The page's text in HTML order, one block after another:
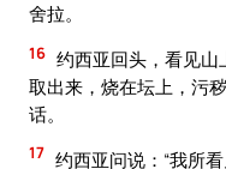
舍拉。
16 约西亚回头，看见
取出来，烧在坛上，污
话。
17 约西亚问说：“我所